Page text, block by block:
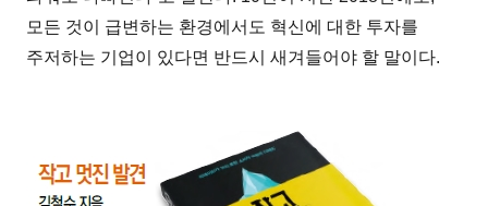
모든 것이 급변하는 환경에서도 혁신에 대한 투자를
주저하는 기업이 있다면 반드시 새겨들어야 할 말이다.